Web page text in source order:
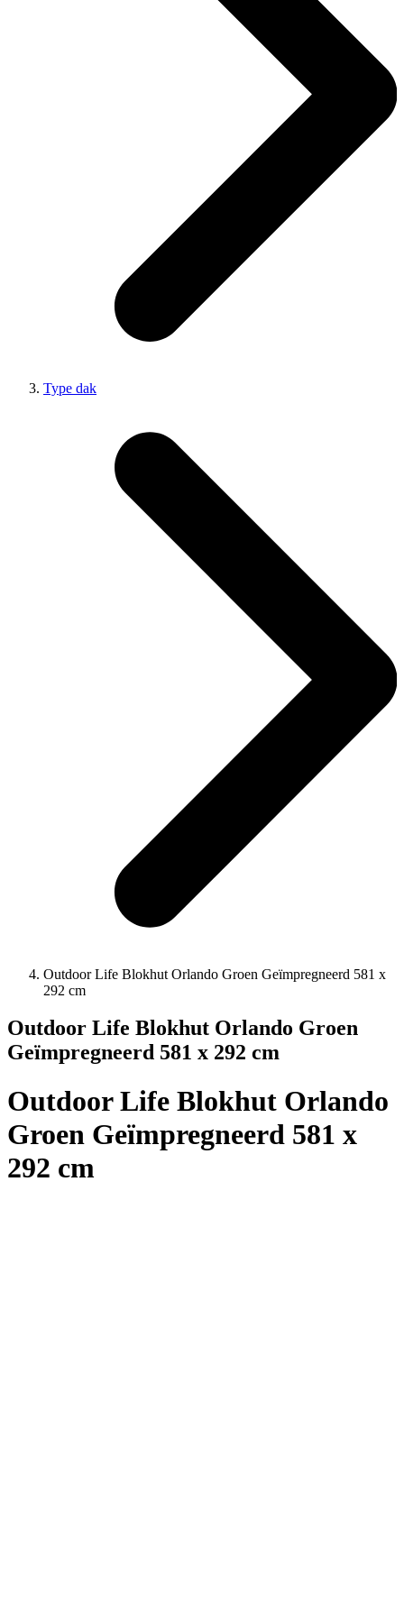
Type dak
Outdoor Life Blokhut Orlando Groen Geïmpregneerd 581 x
292 cm
Outdoor Life Blokhut Orlando Groen
Geïmpregneerd 581 x 292 cm
Outdoor Life Blokhut Orlando
Groen Geïmpregneerd 581 x
292 cm